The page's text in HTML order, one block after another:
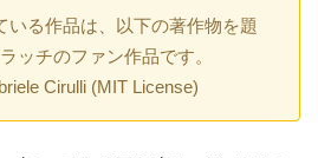
いる作品は、以下の著作物を題
ッチのファン作品です。
Cirulli (MIT License)